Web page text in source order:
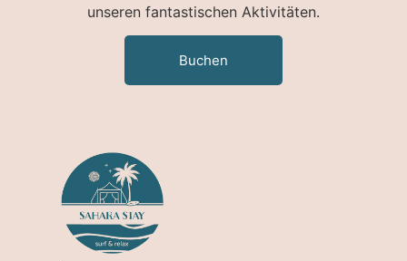
unseren fantastischen Aktivitäten.
Buchen